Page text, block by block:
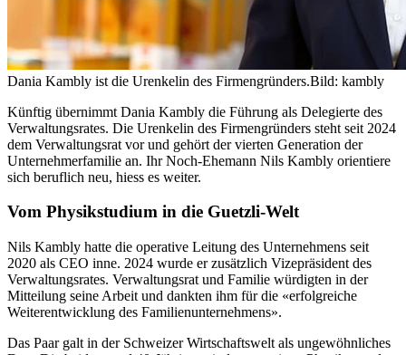
Dania Kambly ist die Urenkelin des Firmengründers.Bild: kambly
Künftig übernimmt Dania Kambly die Führung als Delegierte des
Verwaltungsrates. Die Urenkelin des Firmengründers steht seit 2024
dem Verwaltungsrat vor und gehört der vierten Generation der
Unternehmerfamilie an. Ihr Noch-Ehemann Nils Kambly orientiere
sich beruflich neu, hiess es weiter.
Vom Physikstudium in die Guetzli-Welt
Nils Kambly hatte die operative Leitung des Unternehmens seit
2020 als CEO inne. 2024 wurde er zusätzlich Vizepräsident des
Verwaltungsrates. Verwaltungsrat und Familie würdigten in der
Mitteilung seine Arbeit und dankten ihm für die «erfolgreiche
Weiterentwicklung des Familienunternehmens».
Das Paar galt in der Schweizer Wirtschaftswelt als ungewöhnliches